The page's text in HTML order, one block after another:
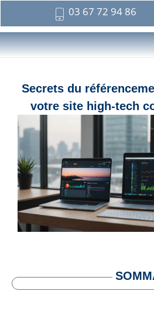
03 67 72 94 86
Secrets du
votre site high-tech